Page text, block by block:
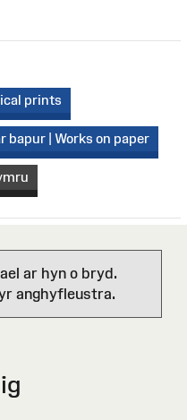
prints
bapur | Works on paper
ar hyn o bryd.
anghyfleustra.